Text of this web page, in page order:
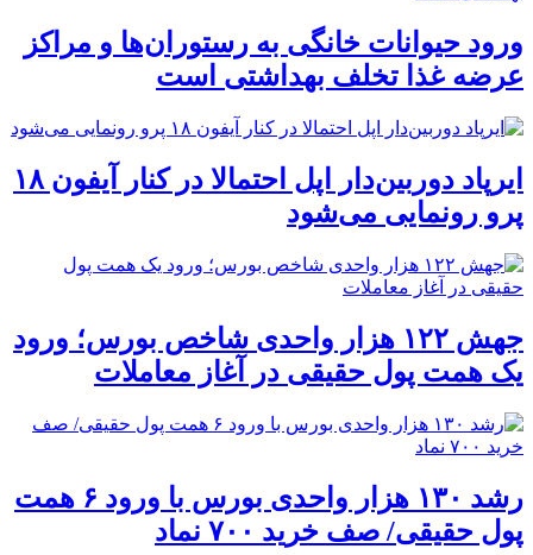
ورود حیوانات خانگی به رستوران‌ها و مراکز
عرضه غذا تخلف بهداشتی است
ایرپاد دوربین‌دار اپل احتمالا در کنار آیفون ۱۸
پرو رونمایی می‌شود
جهش ۱۲۲ هزار واحدی شاخص بورس؛ ورود
یک همت پول حقیقی در آغاز معاملات
رشد ۱۳۰ هزار واحدی بورس با ورود ۶ همت
پول حقیقی/ صف خرید ۷۰۰ نماد